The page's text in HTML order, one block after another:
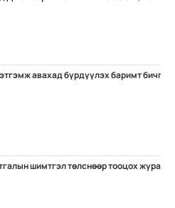
авахад бүрдүүлэх баримт
шимтгэл төлснөөр тооцох журам